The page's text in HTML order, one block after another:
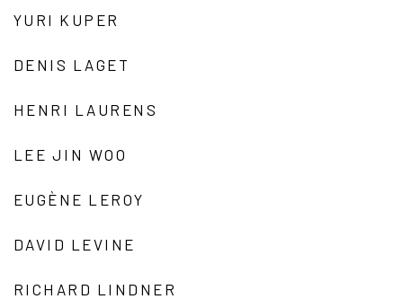
YURI KUPER
DENIS LAGET
HENRI LAURENS
LEE JIN WOO
EUGÈNE LEROY
DAVID LEVINE
RICHARD LINDNER